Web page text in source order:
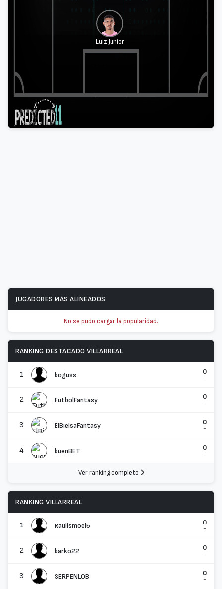
RANKING DESTACADO VILLARREAL
1 boguss 0
-
2 FutbolFantasy 0
-
3 ElBielsaFantasy 0
-
4 buenBET 0
-
Ver ranking completo
RANKING VILLARREAL
1 Raulismoel6 0
-
2 barko22 0
-
3 SERPENLOB 0
-
Luiz Junior
JUGADORES MÁS ALINEADOS
No se pudo cargar la popularidad.